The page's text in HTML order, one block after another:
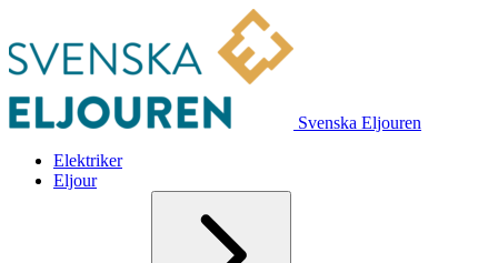
Svenska Eljouren
Elektriker
Eljour